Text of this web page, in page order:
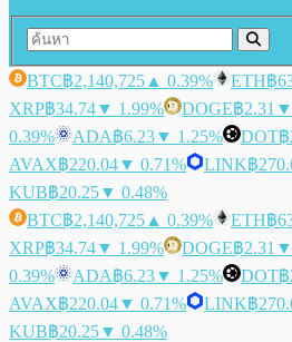
BTC฿2,140,725 ▲ 0.39% ETH฿
XRP฿34.74▼ 1.99% DOGE฿2.31 ▼
0.39%
ADA฿6.23▼ 1.25% DOT฿
AVAX฿220.04▼ 0.71% LINK฿
KUB฿20.25▼ 0.48%
BTC฿2,140,725 ▲ 0.39% ETH฿
XRP฿34.74▼ 1.99% DOGE฿2.31 ▼
0.39%
ADA฿6.23▼ 1.25% DOT฿
AVAX฿220.04▼ 0.71% LINK฿
KUB฿20.25▼ 0.48%